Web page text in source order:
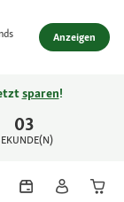
Anzeigen
03
sparen!